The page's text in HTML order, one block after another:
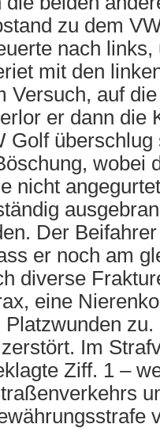
zu dem
nach
mit den
Versuch, auf
er dann die
Golf
wobei
nicht
Der
er noch am
diverse
eine
Im
Ziff. 1 –